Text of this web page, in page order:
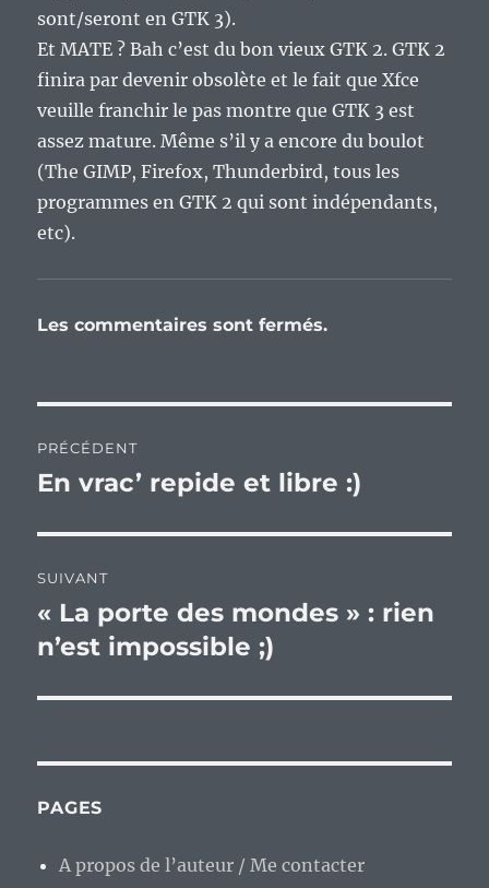
sont/seront en GTK 3).
Et MATE ? Bah c’est du bon vieux GTK 2. GTK 2
finira par devenir obsolète et le fait que Xfce
veuille franchir le pas montre que GTK 3 est
assez mature. Même s’il y a encore du boulot
(The GIMP, Firefox, Thunderbird, tous les
programmes en GTK 2 qui sont indépendants,
etc).
Les commentaires sont fermés.
de
PRÉCÉDENT
Publication
En vrac’ repide et libre :)
SUIVANT
Publication
suivante :
« La porte des mondes » : rien
n’est impossible ;)
PAGES
A propos de l’auteur / Me contacter